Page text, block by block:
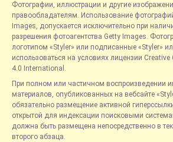
Фотографии, иллюстрации и другие
правообладателям. Использование
Images, допускается исключительно при
разрешения фотоагентства Getty Images.
логотипом «Styler» или подписанные «Styler»
использоваться на условиях лицензии
4.0 International.
При полном или частичном воспроизведении
материалов, опубликованных на вебсайте
обязательно размещение активной
открытой для индексации поисковыми
должна быть размещена непосредственно в
второго абзаца.